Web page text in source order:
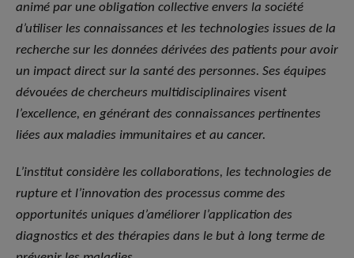
animé par une obligation collective envers la société
d’utiliser les connaissances et les technologies issues de la
recherche sur les données dérivées des patients pour avoir
un impact direct sur la santé des personnes. Ses équipes
dévouées de chercheurs multidisciplinaires visent
l’excellence, en générant des connaissances pertinentes
liées aux maladies immunitaires et au cancer.
L’institut considère les collaborations, les technologies de
rupture et l’innovation des processus comme des
opportunités uniques d’améliorer l’application des
diagnostics et des thérapies dans le but à long terme de